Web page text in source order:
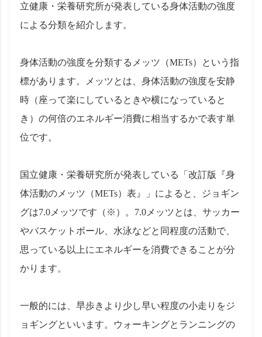
立健康・栄養研究所が発表している身体活動の強度
による分類を紹介します。
身体活動の強度を分類するメッツ（METs）という指
標があります。メッツとは、身体活動の強度を安静
時（座って楽にしているときや横になっていると
き）の何倍のエネルギー消費に相当するかで表す単
位です。
国立健康・栄養研究所が発表している「改訂版『身
体活動のメッツ（METs）表』」によると、ジョギン
グは7.0メッツです（※）。7.0メッツとは、サッカー
やバスケットボール、水泳などと同程度の活動で、
思っている以上にエネルギーを消費できることが分
かります。
一般的には、早歩きより少し早い程度の小走りをジ
ョギングといいます。ウォーキングとランニングの